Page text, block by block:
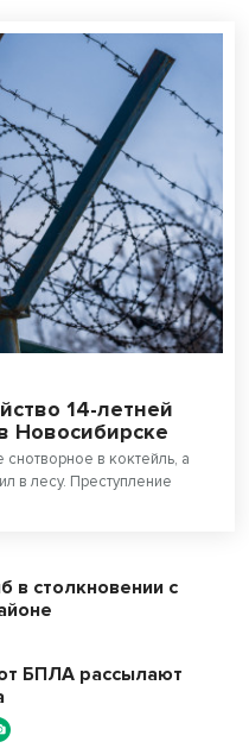
14-летней
Новосибирске
в коктейль, а
в лесу. Преступление
в столкновении с
БПЛА рассылают